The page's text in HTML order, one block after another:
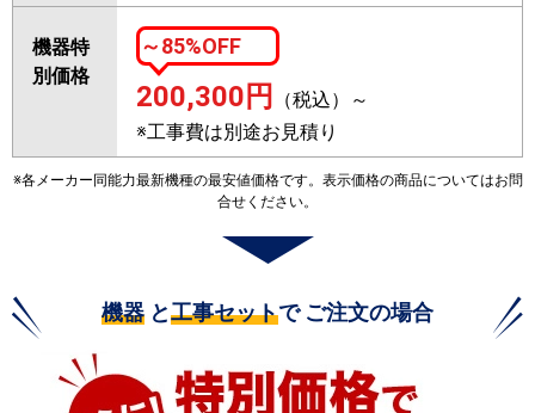
機器特
別価格
～85%OFF
200,300 円
（税込）～
※工事費は別途お見積り
※各メーカー同能力最新機種の最安値価格です。表示価格の商品についてはお問
合せください。
機器 と工事セットで ご注文の場合